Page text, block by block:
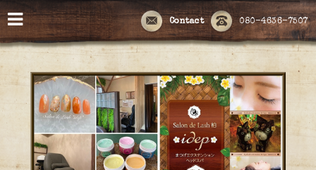
080-4636-7507
Contact